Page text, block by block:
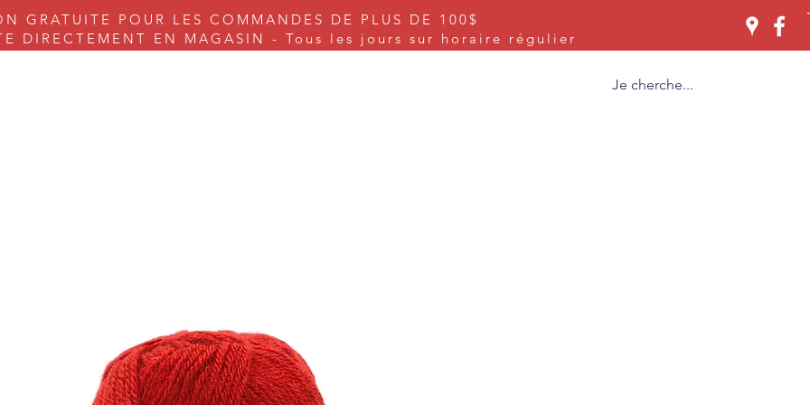
GRATUITE POUR LES COMMANDES DE PLUS DE 100$
DIRECTEMENT EN MAGASIN - Tous les jours sur horaire régulier